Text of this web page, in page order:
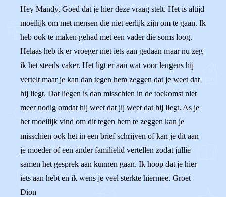
Hey Mandy, Goed dat je hier deze vraag stelt. Het is altijd
moeilijk om met mensen die niet eerlijk zijn om te gaan. Ik
heb ook te maken gehad met een vader die soms loog.
Helaas heb ik er vroeger niet iets aan gedaan maar nu zeg
ik het steeds vaker. Het ligt er aan wat voor leugens hij
vertelt maar je kan dan tegen hem zeggen dat je weet dat
hij liegt. Dat liegen is dan misschien in de toekomst niet
meer nodig omdat hij weet dat jij weet dat hij liegt. As je
het moeilijk vind om dit tegen hem te zeggen kan je
misschien ook het in een brief schrijven of kan je dit aan
je moeder of een ander familielid vertellen zodat jullie
samen het gesprek aan kunnen gaan. Ik hoop dat je hier
iets aan hebt en ik wens je veel sterkte hiermee. Groet
Dion